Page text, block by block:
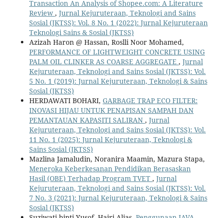
Transaction An Analysis of Shopee.com: A Literature
Review , Jurnal Kejuruteraan, Teknologi and Sains
Sosial (JKTSS): Vol. 8 No. 1 (2022): Jurnal Kejuruteraan
Teknologi Sains & Sosial (JKTSS)
Azizah Haron @ Hassan, Roslli Noor Mohamed,
PERFORMANCE OF LIGHTWEIGHT CONCRETE USING
PALM OIL CLINKER AS COARSE AGGREGATE , Jurnal
Kejuruteraan, Teknologi and Sains Sosial (JKTSS): Vol.
5 No. 1 (2019): Jurnal Kejuruteraan, Teknologi & Sains
Sosial (JKTSS)
HERDAWATI BOHARI, GARBAGE TRAP ECO FILTER:
INOVASI HIJAU UNTUK PENAPISAN SAMPAH DAN
PEMANTAUAN KAPASITI SALIRAN , Jurnal
Kejuruteraan, Teknologi and Sains Sosial (JKTSS): Vol.
11 No. 1 (2025): Jurnal Kejuruteraan, Teknologi &
Sains Sosial (JKTSS)
Mazlina Jamaludin, Noranira Maamin, Mazura Stapa,
Meneroka Keberkesanan Pendidikan Berasaskan
Hasil (OBE) Terhadap Program TVET , Jurnal
Kejuruteraan, Teknologi and Sains Sosial (JKTSS): Vol.
7 No. 3 (2021): Jurnal Kejuruteraan, Teknologi & Sains
Sosial (JKTSS)